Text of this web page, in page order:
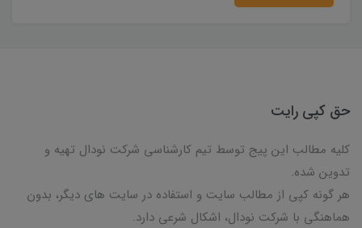
حق کپی رایت
کلیه مطالب این پیج توسط تیم کارشناسی شرکت نودال تهیه و
تدوین شده.
هر گونه کپی از مطالب سایت و استفاده در سایت های دیگر، بدون
هماهنگی با شرکت نودال، اشکال شرعی دارد.